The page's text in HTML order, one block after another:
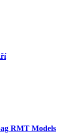
RMT Models